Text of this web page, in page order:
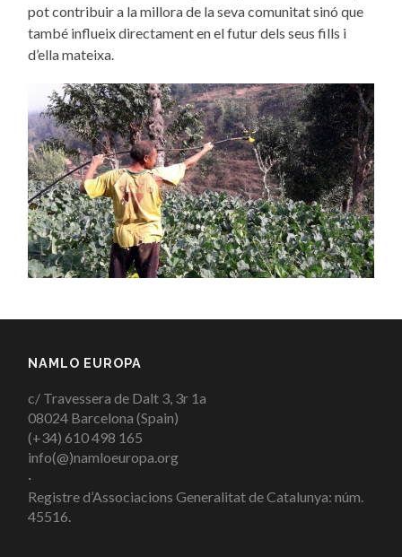
pot contribuir a la millora de la seva comunitat sinó que
també influeix directament en el futur dels seus fills i
d’ella mateixa.
NAMLO EUROPA
c/ Travessera de Dalt 3, 3r 1a
08024 Barcelona (Spain)
(+34) 610 498 165
info(@)namloeuropa.org
·
Registre d’Associacions Generalitat de Catalunya: núm.
45516.